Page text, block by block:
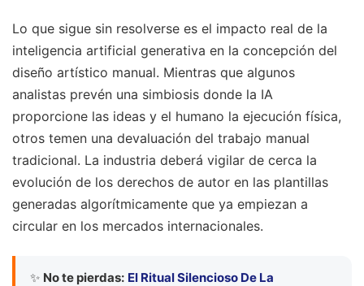
Lo que sigue sin resolverse es el impacto real de la
inteligencia artificial generativa en la concepción del
diseño artístico manual. Mientras que algunos
analistas prevén una simbiosis donde la IA
proporcione las ideas y el humano la ejecución física,
otros temen una devaluación del trabajo manual
tradicional. La industria deberá vigilar de cerca la
evolución de los derechos de autor en las plantillas
generadas algorítmicamente que ya empiezan a
circular en los mercados internacionales.
✨ No te pierdas: El Ritual Silencioso De La